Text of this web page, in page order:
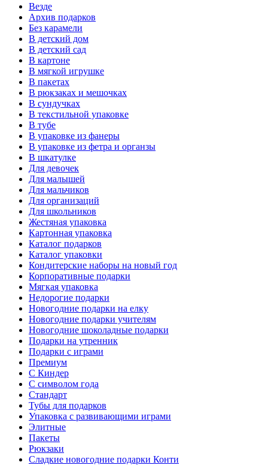
Везде
Архив подарков
Без карамели
В детский дом
В детский сад
В картоне
В мягкой игрушке
В пакетах
В рюкзаках и мешочках
В сундучках
В текстильной упаковке
В тубе
В упаковке из фанеры
В упаковке из фетра и органзы
В шкатулке
Для девочек
Для малышей
Для мальчиков
Для организаций
Для школьников
Жестяная упаковка
Картонная упаковка
Каталог подарков
Каталог упаковки
Кондитерские наборы на новый год
Корпоративные подарки
Мягкая упаковка
Недорогие подарки
Новогодние подарки на елку
Новогодние подарки учителям
Новогодние шоколадные подарки
Подарки на утренник
Подарки с играми
Премиум
С Киндер
С символом года
Стандарт
Тубы для подарков
Упаковка с развивающими играми
Элитные
Пакеты
Рюкзаки
Сладкие новогодние подарки Конти